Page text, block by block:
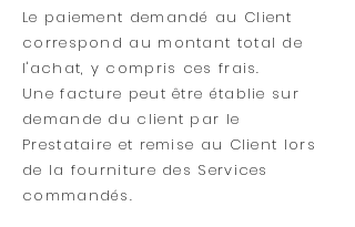
Le paiement demandé au Client
correspond au montant total de
l'achat, y compris ces frais.
Une facture peut être établie sur
demande du client par le
Prestataire et remise au Client lors
de la fourniture des Services
commandés.